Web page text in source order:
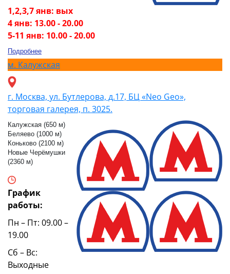
1,2,3,7 янв: вых
4 янв: 13.00 - 20.00
5-11 янв: 10.00 - 20.00
Подробнее
м. Калужская
г. Москва, ул. Бутлерова, д.17, БЦ «Neo Geo»,
торговая галерея, п. 3025.
Калужская (650 м)
Беляево (1000 м)
Коньково (2100 м)
Новые Черёмушки
(2360 м)
График
работы:
Пн – Пт: 09.00 –
19.00
Сб – Вс:
Выходные